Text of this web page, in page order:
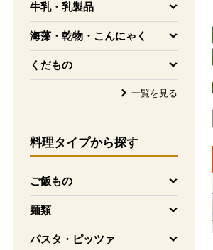
牛乳・乳製品
を開く
海藻・乾物・こんにゃく
を開く
くだもの
を開く
一覧を見る
料理タイプから探す
ご飯もの
を開く
麺類
を開く
パスタ・ピッツァ
を開く